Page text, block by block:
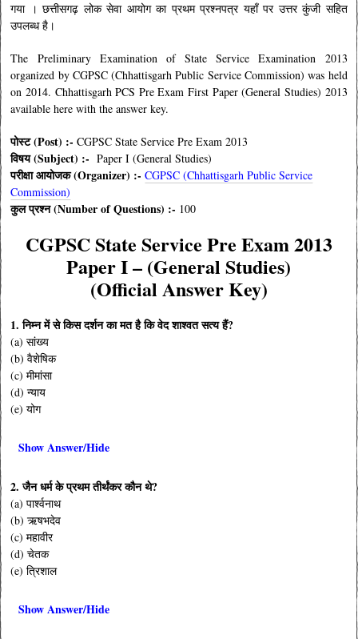
गया । छत्तीसगढ़ लोक सेवा आयोग का प्रथम प्रश्नपत्र यहाँ पर उत्तर कुंजी सहित
उपलब्ध है।
The Preliminary Examination of State Service Examination 2013
organized by CGPSC (Chhattisgarh Public Service Commission) was held
on 2014. Chhattisgarh PCS Pre Exam First Paper (General Studies) 2013
available here with the answer key.
पोस्ट (Post) :- CGPSC State Service Pre Exam 2013
विषय (Subject) :- Paper I (General Studies)
परीक्षा आयोजक (Organizer) :-CGPSC (Chhattisgarh Public Service
Commission)
कुल प्रश्न (Number of Questions) :- 100
CGPSC State Service Pre Exam 2013
Paper I – (General Studies)
(Official Answer Key)
1. निम्न में से किस दर्शन का मत है कि वेद शाश्वत सत्य हैं?
(a) सांख्य
(b) वैशेषिक
(c) मीमांसा
(d) न्याय
(e) योग
Show Answer/Hide
2. जैन धर्म के प्रथम तीर्थंकर कौन थे?
(a) पार्श्वनाथ
(b) ऋषभदेव
(c) महावीर
(d) चेतक
(e) त्रिशाल
Show Answer/Hide